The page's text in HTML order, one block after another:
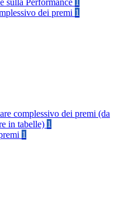
sulla Performance 1
dei premi 1
complessivo dei premi (da
in tabelle) 1
1